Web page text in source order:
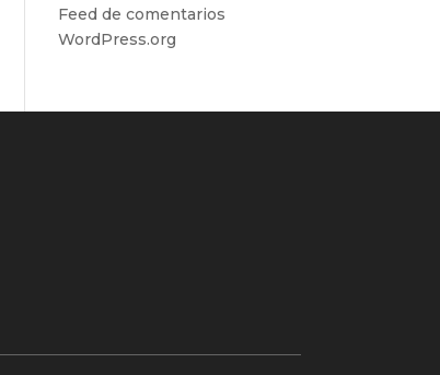
Feed de comentarios
WordPress.org